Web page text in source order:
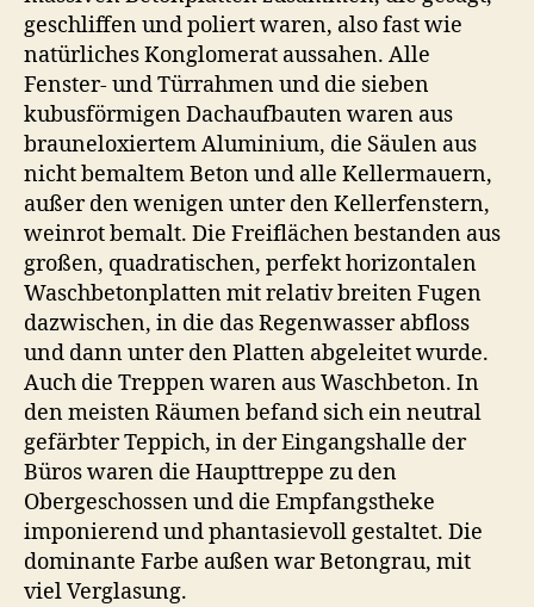
geschliffen und poliert waren, also fast wie
natürliches Konglomerat aussahen. Alle
Fenster- und Türrahmen und die sieben
kubusförmigen Dachaufbauten waren aus
brauneloxiertem Aluminium, die Säulen aus
nicht bemaltem Beton und alle Kellermauern,
außer den wenigen unter den Kellerfenstern,
weinrot bemalt. Die Freiflächen bestanden aus
großen, quadratischen, perfekt horizontalen
Waschbetonplatten mit relativ breiten Fugen
dazwischen, in die das Regenwasser abfloss
und dann unter den Platten abgeleitet wurde.
Auch die Treppen waren aus Waschbeton. In
den meisten Räumen befand sich ein neutral
gefärbter Teppich, in der Eingangshalle der
Büros waren die Haupttreppe zu den
Obergeschossen und die Empfangstheke
imponierend und phantasievoll gestaltet. Die
dominante Farbe außen war Betongrau, mit
viel Verglasung.